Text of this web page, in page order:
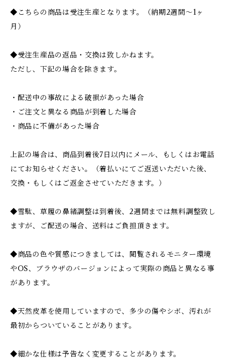
◆こちらの商品は受注生産となります。（納期2週間～1ヶ
月）
◆受注生産品の返品・交換は致しかねます。
ただし、下記の場合を除きます。
・配送中の事故による破損があった場合
・ご注文と異なる商品が到着した場合
・商品に不備があった場合
上記の場合は、商品到着後7日以内にメール、もしくはお電話
にてお知らせください。（着払いにてご返送いただいた後、
交換・もしくはご返金させていただきます。）
◆雪駄、草履の鼻緒調整は到着後、2週間までは無料調整致し
ますが、ご配送の場合、送料はご負担頂きます。
◆商品の色や質感につきましては、閲覧されるモニター環境
やOS、ブラウザのバージョンによって実際の商品と異なる事
があります。
◆天然皮革を使用していますので、多少の傷やシボ、汚れが
最初からついていることがあります。
◆細かな仕様は予告なく変更することがあります。